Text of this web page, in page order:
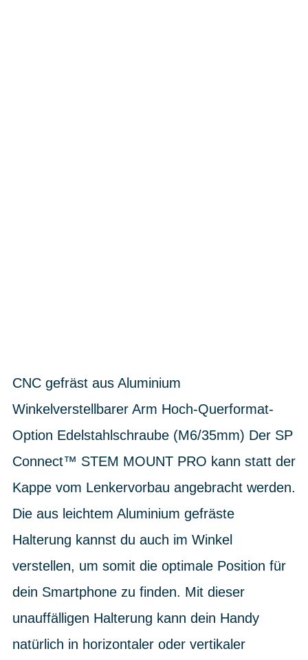
CNC gefräst aus Aluminium
Winkelverstellbarer Arm Hoch-Querformat-
Option Edelstahlschraube (M6/35mm) Der SP
Connect™ STEM MOUNT PRO kann statt der
Kappe vom Lenkervorbau angebracht werden.
Die aus leichtem Aluminium gefräste
Halterung kannst du auch im Winkel
verstellen, um somit die optimale Position für
dein Smartphone zu finden. Mit dieser
unauffälligen Halterung kann dein Handy
natürlich in horizontaler oder vertikaler